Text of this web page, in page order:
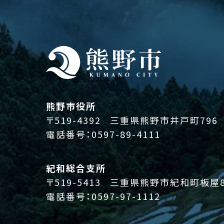
熊野市役所
〒519-4392
三重県熊野市井戸町796
電話番号： 0597-89-4111
紀和総合支所
〒519-5413
三重県熊野市紀和町板屋
電話番号：0597-97-1112